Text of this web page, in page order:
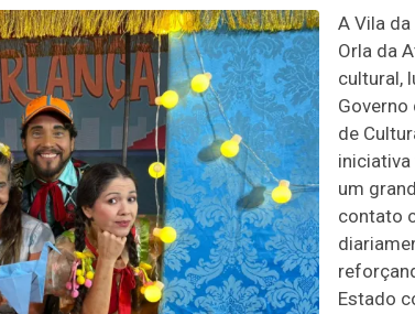
A Vila
Orla da
cultural,
Governo
de
um
contato
Estado